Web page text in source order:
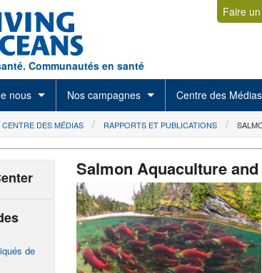
Communautés en santé
Faire
nous Nos campagnes Centre des Médias
CENTRE DES MÉDIAS RAPPORTS ET PUBLICATIONS
Salmon Aquaculture
de